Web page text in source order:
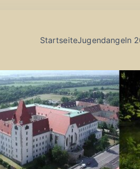
StartseiteJugendangeln